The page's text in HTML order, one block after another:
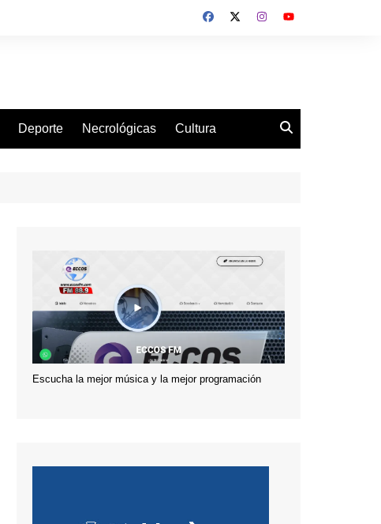
Deporte Necrológicas Cultura
Escucha la mejor música y la mejor programación